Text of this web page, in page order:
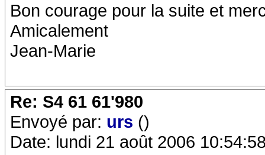
Bon courage pour la suite et
Amicalement
Jean-Marie
Re: S4 61 61'980
Envoyé par: urs ()
Date: lundi 21 août 2006